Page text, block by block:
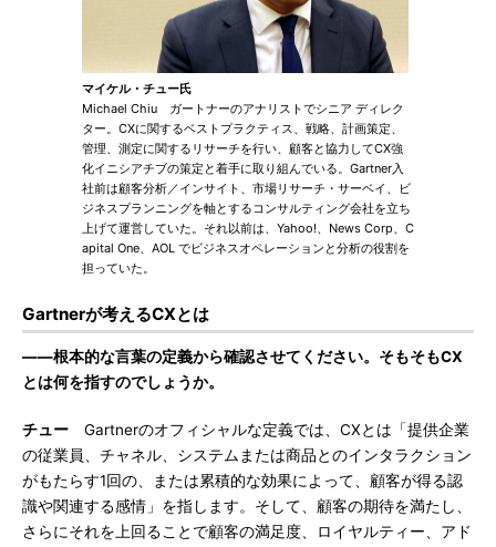
マイケル・チュー氏
Michael Chiu ガートナーのアナリストでシニア ディレク
ター。CXに関するベストプラクティス、戦略、計画策定、
管理、測定に関するリサーチを行い、顧客と協力してCX強
化イニシアチブの策定と着手に取り組んでいる。Gartner入
社前は顧客分析／インサイト、市場リサーチ・サーベイ、ビ
ジネスプランニングを軸とするコンサルティング会社を立ち
上げて運営していた。それ以前は、Yahoo!、News Corp、C
apital One、AOL でビジネスオペレーションと分析の役割を
担っていた。
Gartnerが考えるCXとは
――根本的な言葉の定義から確認させてください。そもそもCX
とは何を指すのでしょうか。
チュー Gartnerのオフィシャルな定義では、CXとは「提供企業
の従業員、チャネル、システムまたは商品とのインタラクション
がもたらす1回の、または累積的な効果によって、顧客が得る認
識や関連する感情」を指します。そして、顧客の期待を満たし、
さらにそれを上回ることで顧客の満足度、ロイヤルティー、アド